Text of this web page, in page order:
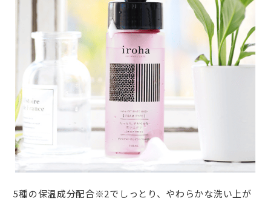
5種の保温成分配合※2でしっとり、やわらかな洗い上が